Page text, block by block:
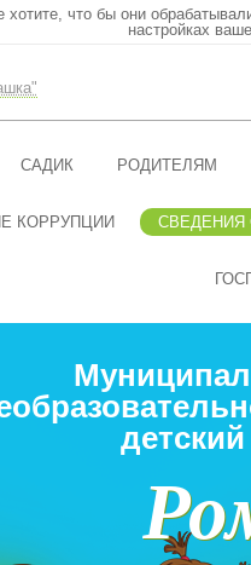
что бы они
настройках
САДИК РОДИТЕЛЯМ
КОРРУПЦИИ СВЕДЕНИЯ